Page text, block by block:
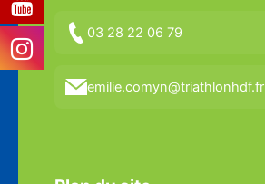
03 28 22 06 79
emilie.comyn@triathlonhdf.fr